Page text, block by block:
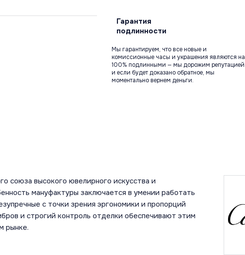
Гарантия
подлинности
Мы гарантируем, что все новые и
комиссионные часы и украшения являются на
100% подлинными — мы дорожим репутацией
и если будет доказано обратное, мы
моментально вернем деньги.
союза высокого ювелирного искусства и
мануфактуры заключается в умении работать
с точки зрения эргономики и пропорций
и строгий контроль отделки обеспечивают этим
рынке.